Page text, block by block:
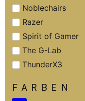
Noblechairs
Razer
Spirit of Gamer
The G-Lab
ThunderX3
FARBEN